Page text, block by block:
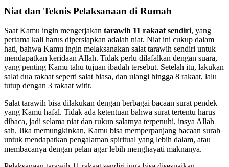
Niat dan Teknis Pelaksanaan di Rumah
Saat Kamu ingin mengerjakan tarawih 11 rakaat sendiri, yang
pertama kali harus dipersiapkan adalah niat. Niat ini cukup dalam
hati, bahwa Kamu ingin melaksanakan salat tarawih sendiri untuk
mendapatkan keridaan Allah. Tidak perlu dilafalkan dengan suara,
yang penting Kamu tahu tujuan ibadah tersebut. Setelah itu, lakukan
salat dua rakaat seperti salat biasa, dan ulangi hingga 8 rakaat, lalu
tutup dengan 3 rakaat witir.
Salat tarawih bisa dilakukan dengan berbagai bacaan surat pendek
yang Kamu hafal. Tidak ada ketentuan bahwa surat tertentu harus
dibaca, jadi selama niat dan rukun salatnya terpenuhi, insya Allah
sah. Jika memungkinkan, Kamu bisa memperpanjang bacaan surah
untuk mendapatkan pengalaman spiritual yang lebih dalam, atau
membacanya dengan pelan agar lebih menghayati maknanya.